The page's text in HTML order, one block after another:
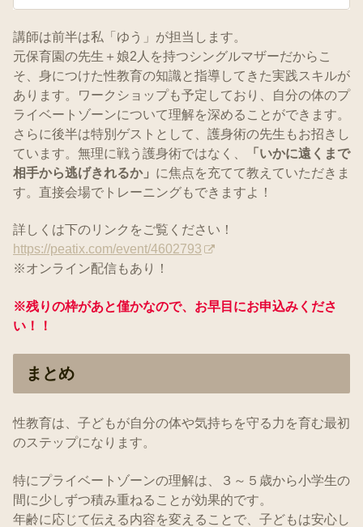
講師は前半は私「ゆう」が担当します。
元保育園の先生＋娘2人を持つシングルマザーだからこ
そ、身につけた性教育の知識と指導してきた実践スキルが
あります。ワークショップも予定しており、自分の体のプ
ライベートゾーンについて理解を深めることができます。
さらに後半は特別ゲストとして、護身術の先生もお招きし
ています。無理に戦う護身術ではなく、
「いかに遠くまで
相手から逃げきれるか」 に焦点を充てて教えていただきま
す。直接会場でトレーニングもできますよ！
詳しくは下のリンクをご覧ください！
https://peatix.com/event/4602793
※オンライン配信もあり！
※残りの枠があと僅かなので、お早目にお申込みくださ
い！！
まとめ
性教育は、子どもが自分の体や気持ちを守る力を育む最初
のステップになります。
特にプライベートゾーンの理解は、３～５歳から小学生の
間に少しずつ積み重ねることが効果的です。
年齢に応じて伝える内容を変えることで、子どもは安心し